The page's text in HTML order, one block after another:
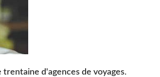
trentaine d'agences de voyages.